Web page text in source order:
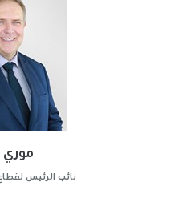
نائب الرئيس